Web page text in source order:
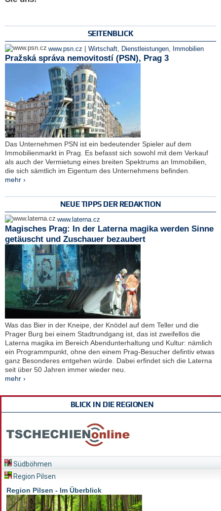
SEITENBLICK
www.psn.cz | Wirtschaft, Dienstleistungen, Immobilien
Pražská správa nemovitostí (PSN), Prag 3
Das Unternehmen PSN ist ein bedeutender Spieler auf dem
Immobilienmarkt in Prag. Es befasst sich sowohl mit dem Verkauf
als auch der Vermietung eines breiten Spektrums an Immobilien,
die sich sämtlich im Eigentum des Unternehmens befinden.
mehr ›
NEUE TIPPS DER REDAKTION
www.laterna.cz
Magisches Prag: In der Laterna magika werden Sinne
getäuscht und Zuschauer bezaubert
Was das Bier in der Kneipe, der Knödel auf dem Teller und die
Prager Burg bei einem Stadtrundgang ist, das ist zweifellos die
Laterna magika im Bereich Abendunterhaltung und Kultur: nämlich
ein Programmpunkt, ohne den einem Prag-Besucher defintiv etwas
ganz Besonderes entgehen würde. Dabei erfindet sich die Laterna
seit über 50 Jahren immer wieder neu.
mehr ›
BLICK IN DIE REGIONEN
Südböhmen
Region Pilsen
Region Pilsen - Im Überblick